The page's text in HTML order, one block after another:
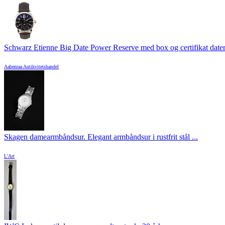
Schwarz Etienne Big Date Power Reserve med box og certifikat
Aabenraa Antikvitetshandel
Skagen damearmbåndsur. Elegant armbåndsur i rustfrit stål ...
L'Art